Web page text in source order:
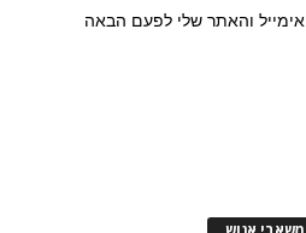
והאתר שלי לפעם הבאה